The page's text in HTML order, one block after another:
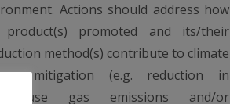
Actions should address how
promoted and its/their
method(s) contribute to climate
mitigation (e.g. reduction in
gas emissions and/or